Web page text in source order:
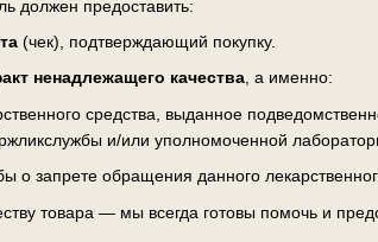
должен предоставить:
(чек), подтверждающий покупку.
ненадлежащего качества, а именно:
средства, выданное
и/или уполномоченной
о запрете обращения данного
товара — мы всегда готовы помочь и